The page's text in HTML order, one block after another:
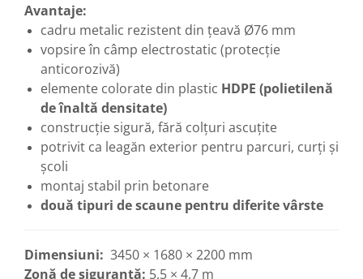
Avantaje:
cadru metalic rezistent din țeavă Ø76 mm
vopsire în câmp electrostatic (protecție
anticorozivă)
elemente colorate din plastic HDPE (polietilenă
de înaltă densitate)
construcție sigură, fără colțuri ascuțite
potrivit ca leagăn exterior pentru parcuri, curți și
școli
montaj stabil prin betonare
două tipuri de scaune pentru diferite vârste
Dimensiuni: 3450 × 1680 × 2200 mm
Zonă de siguranță: 5,5 × 4,7 m